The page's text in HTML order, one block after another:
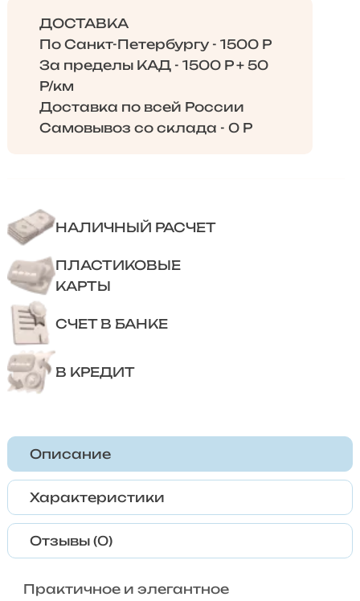
ДОСТАВКА
По Санкт-Петербургу - 1500 Р
За пределы КАД - 1500 Р + 50
Р/км
Доставка по всей России
Самовывоз со склада - 0 Р
НАЛИЧНЫЙ РАСЧЕТ
ПЛАСТИКОВЫЕ
КАРТЫ
СЧЕТ В БАНКЕ
В КРЕДИТ
Описание
Характеристики
Отзывы (0)
Практичное и элегантное